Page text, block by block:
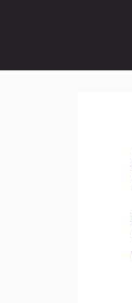
to